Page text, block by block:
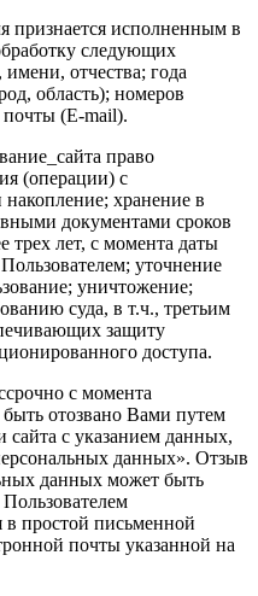
признается исполненным в
следующих
отчества; года
область); номеров
почты (E-mail).
право
(операции) с
хранение в
документами сроков
трех лет, с момента даты
уточнение
уничтожение;
суда, в т.ч., третьим
защиту
доступа.
с момента
отозвано Вами путем
сайта с указанием данных,
данных». Отзыв
данных может быть
в простой письменной
почты указанной на